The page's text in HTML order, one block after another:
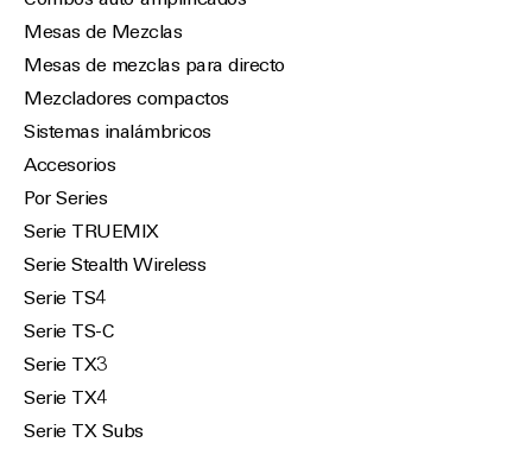
Mesas de Mezclas
Mesas de mezclas para directo
Mezcladores compactos
Sistemas inalámbricos
Accesorios
Por Series
Serie TRUEMIX
Serie Stealth Wireless
Serie TS4
Serie TS-C
Serie TX3
Serie TX4
Serie TX Subs